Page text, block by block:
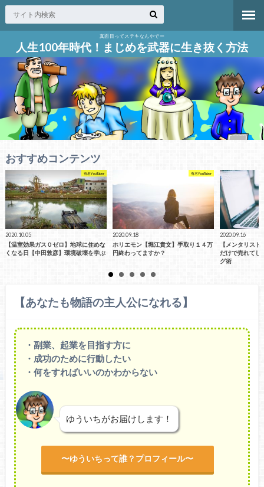
真面目ってステキなんやでー
人生100年時代！まじめを武器に生き抜く方法
おすすめコンテンツ
有名YouTuber
2020.09.18
ホリエモン【堀江貴文】手取り１４万
円終わってますか？
有名YouTuber
2020.09.16
【メンタリストdaigo】流 〇〇する
だけで売れてしまうコピーライティン
2020.09.14
青汁王子と情
ビジネス詐欺の
【あなたも物語の主人公になれる】
・副業、起業を目指す方に
・成功のために行動したい
・何をすればいいのかわからない
ゆういちがお届けします！
〜ゆういちって誰？プロフィール〜